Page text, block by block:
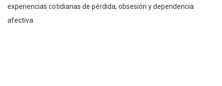
experiencias cotidianas de pérdida, obsesión y dependencia
afectiva.